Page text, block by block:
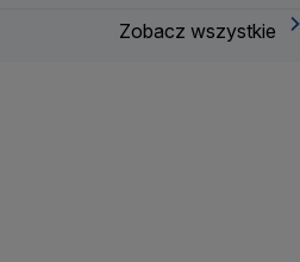
Zobacz wszystkie